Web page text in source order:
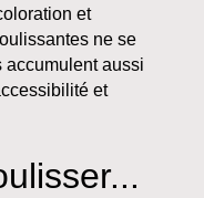
et
ne se
accumulent aussi
et